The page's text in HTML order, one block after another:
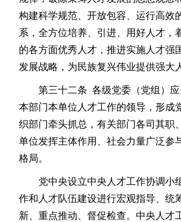
构建科学规范、开放包容、运行高效
系，全方位培养、引进、用好人才，
的各方面优秀人才，推进实施人才强
发展战略，为民族复兴伟业提供强大
第三十二条 各级党委（党组）应
本部门本单位人才工作的领导，形成
织部门牵头抓总，有关部门各司其职
单位发挥主体作用、社会力量广泛参
格局。
党中央设立中央人才工作协调小
作和人才队伍建设进行宏观指导、统
新、重点推动、督促检查。中央人才